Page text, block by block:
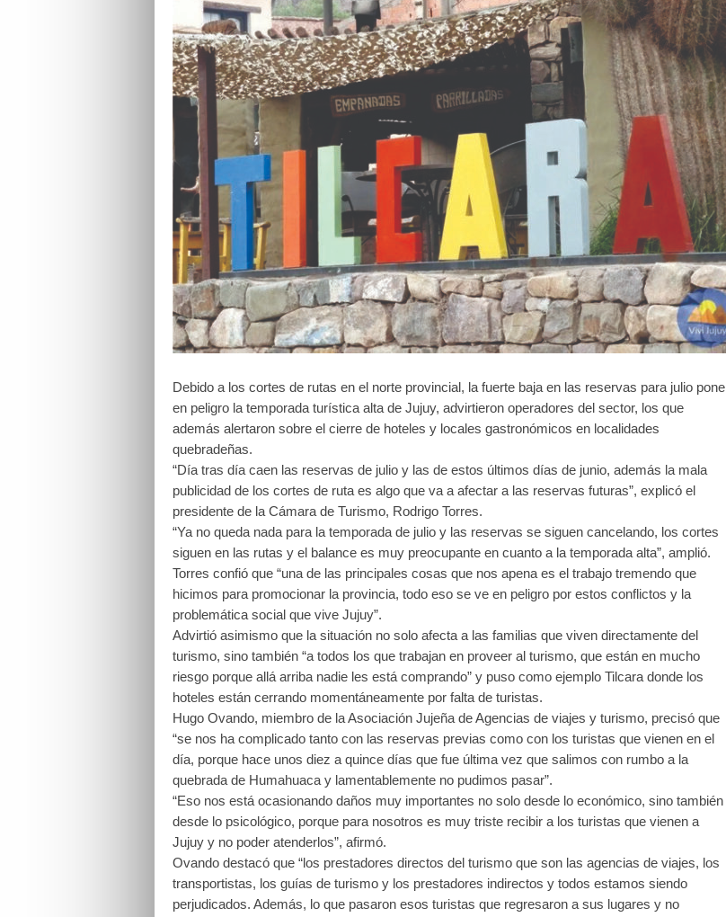
Debido a los cortes de rutas en el norte provincial, la fuerte baja en las reservas para julio pone
en peligro la temporada turística alta de Jujuy, advirtieron operadores del sector, los que
además alertaron sobre el cierre de hoteles y locales gastronómicos en localidades
quebradeñas.
“Día tras día caen las reservas de julio y las de estos últimos días de junio, además la mala
publicidad de los cortes de ruta es algo que va a afectar a las reservas futuras”, explicó el
presidente de la Cámara de Turismo, Rodrigo Torres.
“Ya no queda nada para la temporada de julio y las reservas se siguen cancelando, los cortes
siguen en las rutas y el balance es muy preocupante en cuanto a la temporada alta”, amplió.
Torres confió que “una de las principales cosas que nos apena es el trabajo tremendo que
hicimos para promocionar la provincia, todo eso se ve en peligro por estos conflictos y la
problemática social que vive Jujuy”.
Advirtió asimismo que la situación no solo afecta a las familias que viven directamente del
turismo, sino también “a todos los que trabajan en proveer al turismo, que están en mucho
riesgo porque allá arriba nadie les está comprando” y puso como ejemplo Tilcara donde los
hoteles están cerrando momentáneamente por falta de turistas.
Hugo Ovando, miembro de la Asociación Jujeña de Agencias de viajes y turismo, precisó que
“se nos ha complicado tanto con las reservas previas como con los turistas que vienen en el
día, porque hace unos diez a quince días que fue última vez que salimos con rumbo a la
quebrada de Humahuaca y lamentablemente no pudimos pasar”.
“Eso nos está ocasionando daños muy importantes no solo desde lo económico, sino también
desde lo psicológico, porque para nosotros es muy triste recibir a los turistas que vienen a
Jujuy y no poder atenderlos”, afirmó.
Ovando destacó que “los prestadores directos del turismo que son las agencias de viajes, los
transportistas, los guías de turismo y los prestadores indirectos y todos estamos siendo
perjudicados. Además, lo que pasaron esos turistas que regresaron a sus lugares y no